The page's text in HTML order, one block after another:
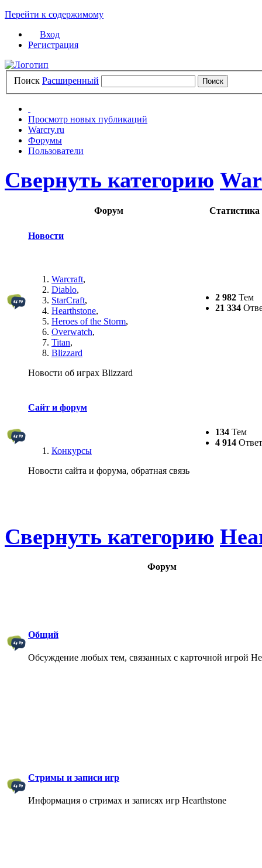
Перейти к содержимому
Вход
Регистрация
Поиск Расширенный
Просмотр новых публикаций
Warcry.ru
Форумы
Пользователи
Свернуть категорию
Форум Статистика
Новости
Warcraft,
Diablo,
StarCraft,
Hearthstone,
Heroes of the Storm,
Overwatch,
Titan,
Blizzard
Новости об играх Blizzard
2 982 Тем
21 334
Сайт и форум
Конкурсы
Новости сайта и форума, обратная связь
134 Тем
4 914
Свернуть категорию
Форум
Общий
Обсуждение любых тем, связанных с карточной игрой
Стримы и записи игр
Информация о стримах и записях игр Hearthstone